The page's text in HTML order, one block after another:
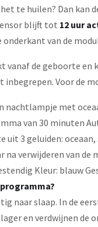
te huilen? Dan kan
blijft tot 12 uur
van de
vanaf de geboorte
inbegrepen. Voor de
nachtlampje met
van 30 minuten
uit 3 geluiden:
na verwijderen van
Kleur: blauw
naar slaap. In de
en verdwijnen de